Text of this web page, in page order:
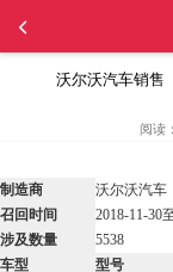
沃尔沃汽车销售
阅读
制造商
沃尔沃汽车
召回时间
2018-11-30
涉及数量
5538
车型
型号